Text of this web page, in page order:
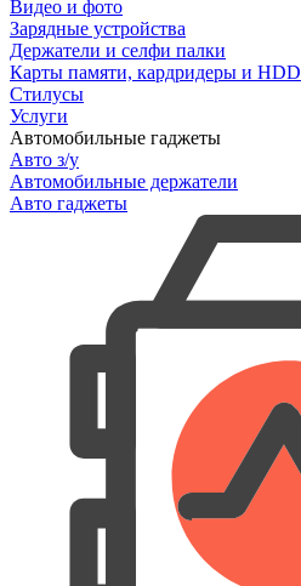
Видео и фото
Зарядные устройства
Держатели и селфи палки
Карты памяти, кардридеры и HDD
Стилусы
Услуги
Автомобильные гаджеты
Авто з/у
Автомобильные держатели
Авто гаджеты